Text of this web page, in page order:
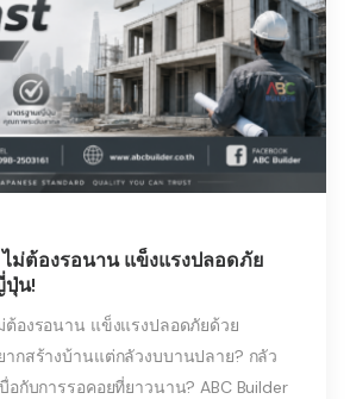
ไม่ต้องรอนาน แข็งแรงปลอดภัย
ปุ่น!
ต้องรอนาน แข็งแรงปลอดภัยด้วย
กสร้างบ้านแต่กลัวงบบานปลาย? กลัว
อกับการรอคอยที่ยาวนาน? ABC Builder